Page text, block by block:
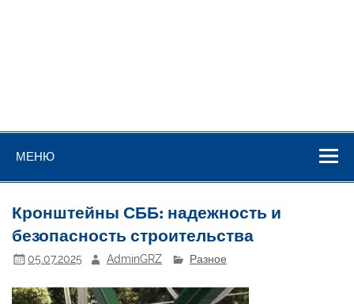
МЕНЮ
Кронштейны СББ: надежность и
безопасность строительства
05.07.2025 AdminGRZ Разное